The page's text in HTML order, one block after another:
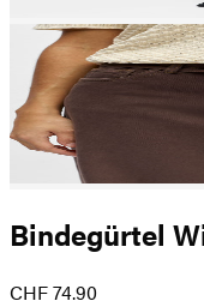
Bindegürtel
CHF 74.90